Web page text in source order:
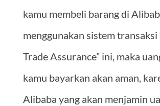
kamu membeli barang di
menggunakan sistem transaksi
Trade Assurance” ini, maka
kamu bayarkan akan aman,
Alibaba yang akan menjamin